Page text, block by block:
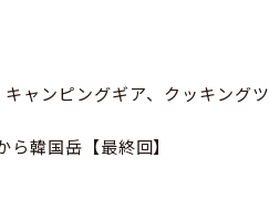
ャンピングギア、クッキングツ
韓国岳【最終回】